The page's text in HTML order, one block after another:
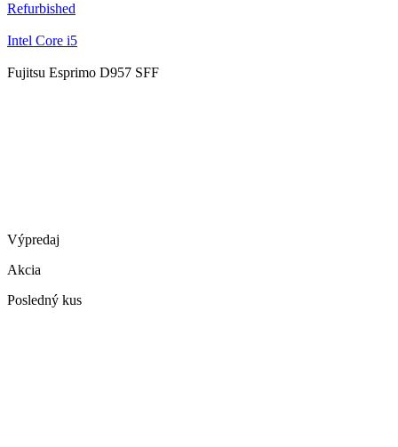
Refurbished
Intel Core i5
Fujitsu Esprimo D957 SFF
Výpredaj
Akcia
Posledný kus